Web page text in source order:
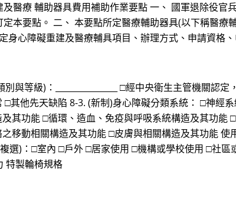
醫療 輔助器具費用補助作業要點 一、 國軍退除役
本要點。 二、 本要點所定醫療輔助器具(以下稱醫
身心障礙重建及醫療輔具項目、辦理方式、申請資格
與等級)：_______________ □經中央衛生主管機關
□其他先天缺陷 8-3. (新制)身心障礙分類系統： □神經
其功能 □循環、造血、免疫與呼吸系統構造及其功
移動相關構造及其功能 □皮膚與相關構造及其功能
選)：□室內 □戶外 □居家使用 □機構或學校使用 □社
特製輪椅規格